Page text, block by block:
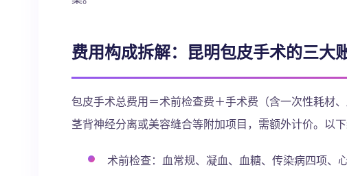
费用构成拆解：昆明包皮手术的三大
包皮手术总费用＝术前检查费＋手术费（含一次性耗材
茎背神经分离或美容缝合等附加项目，需额外计价。以下
术前检查：血常规、凝血、血糖、传染病四项、